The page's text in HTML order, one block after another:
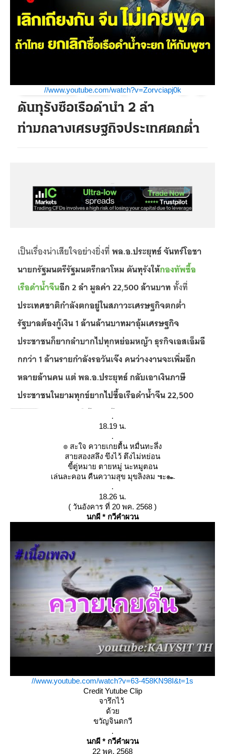
//www.youtube.com/watch?v=Zorvciapj0k
.
18.19 น.
.
๏ สะใจ ควายเกยตื้น หมื่นทะลึ่ง
สายสองสลึง ขึงไว้ ตึงไม่หย่อน
ขี้ตู่หมาย ตายหมู่ นะหมูตอน
เล่นละคอน คืนความสุข มุขลิงลม ๚ะ๛
.
18.26 น.
( วันอังคาร ที่ 20 พค. 2568 )
นกผี * กวีคำผวน
//www.youtube.com/watch?v=63-458KN98I&t=1s
Credit Yutube Clip
จารึกไว้
ด้ว
ขวัญจินตกวี
.
นกผี * กวีคำผวน
22 พค. 2568